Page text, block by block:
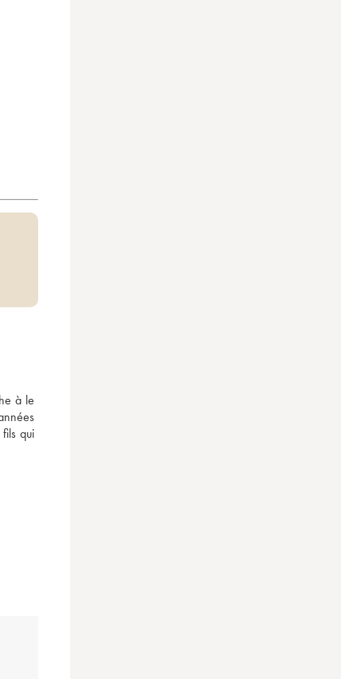
à le
qui